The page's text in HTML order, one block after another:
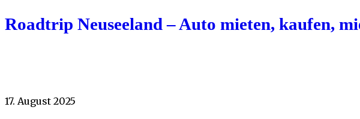
Roadtrip Neuseeland – Auto mieten, kaufen,
17. August 2025